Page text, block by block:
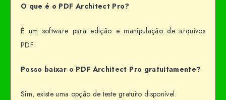
O que é o PDF Architect Pro?
É um software para edição e manipulação de arquivos
PDF.
Posso baixar o PDF Architect Pro gratuitamente?
Sim, existe uma opção de teste gratuito disponível.